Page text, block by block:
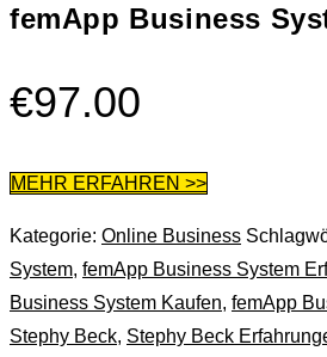
femApp Business
€97.00
MEHR ERFAHREN >>
Kategorie: Online Business
System, femApp Business System
Business System Kaufen, femApp
Stephy Beck, Stephy Beck